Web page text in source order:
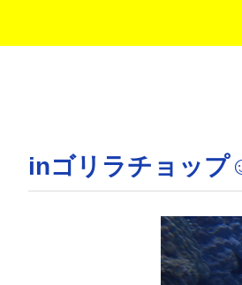
inゴリラチョップ